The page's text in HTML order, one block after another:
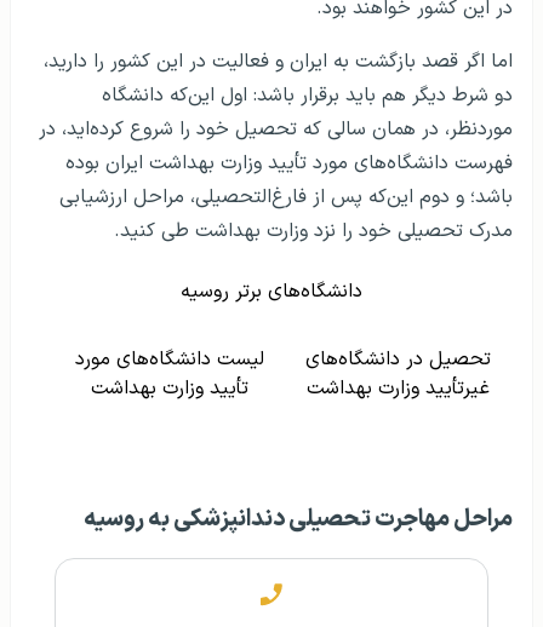
در این کشور خواهند بود.
اما اگر قصد بازگشت به ایران و فعالیت در این کشور را دارید،
دو شرط دیگر هم باید برقرار باشد: اول این‌که دانشگاه
موردنظر، در همان سالی که تحصیل خود را شروع کرده‌اید، در
فهرست دانشگاه‌های مورد تأیید وزارت بهداشت ایران بوده
باشد؛ و دوم این‌که پس از فارغ‌التحصیلی، مراحل ارزشیابی
مدرک تحصیلی خود را نزد وزارت بهداشت طی کنید.
دانشگاه‌های برتر روسیه
تحصیل در دانشگاه‌های
غیرتأیید وزارت بهداشت
لیست دانشگاه‌های مورد
تأیید وزارت بهداشت
مراحل مهاجرت تحصیلی دندانپزشکی به روسیه